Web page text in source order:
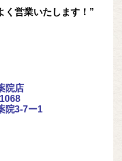
く営業いたします！”
院店
院3-7ー1